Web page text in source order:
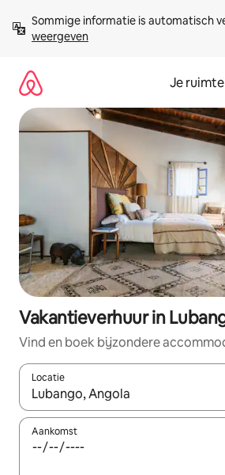
direct
naar
Sommige informatie is automatisch
weergeven
Je
Vakantieverhuur in
Vind en boek bijzondere
Locatie
Wanneer er suggesties beschikbaar
Aankomst